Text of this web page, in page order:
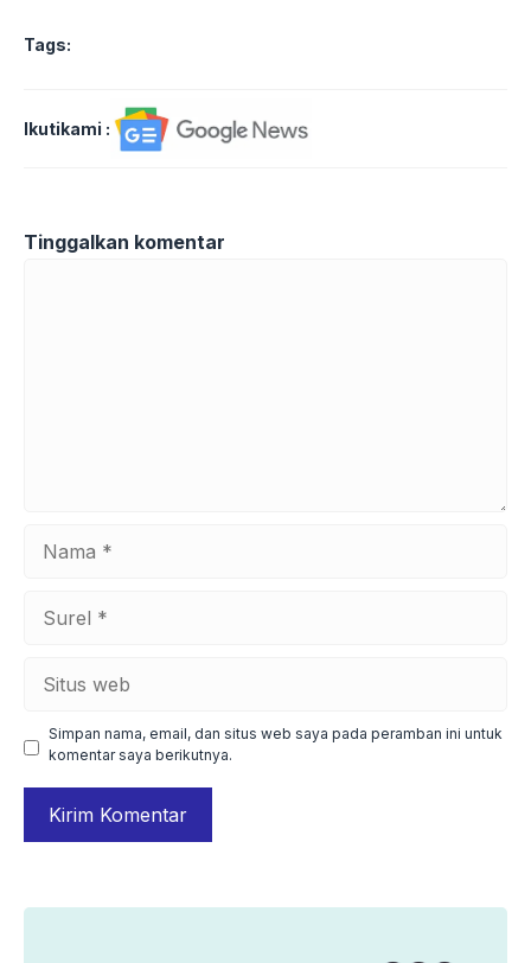
Tags:
Ikutikami :
Tinggalkan komentar
web
Simpan nama, email, dan situs web saya pada peramban ini untuk
komentar saya berikutnya.